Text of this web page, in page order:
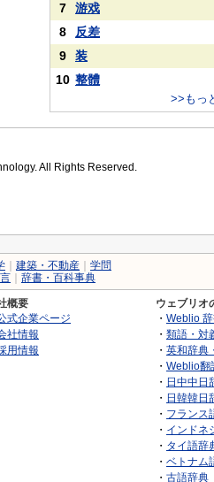
7
游戏
8
反差
9
装
10 整體
>>もっ
All Rights Reserved.
建築・不動産
学問
辞書・百科事典
概要
式企業ページ
社情報
用情報
ウェブリオ
・ Weblio
・ 類語・対
・ 英和辞典
・ Weblio翻
・ 日中中日
・ 日韓韓日
・ フランス
・ インドネ
・ タイ語辞
・ ベトナム
・ 古語辞典